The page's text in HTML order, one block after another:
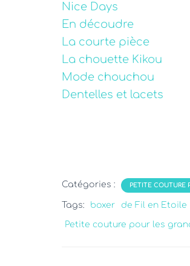
Nice Days
En découdre
La courte pièce
La chouette Kikou
Mode chouchou
Dentelles et lacets
Catégories : PETITE COUTURE
Tags: boxer de Fil en Etoile
Petite couture pour les